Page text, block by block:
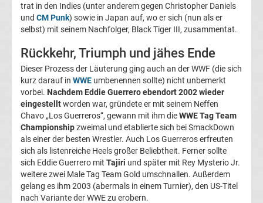
Serie
Ergebnisse
Serie
A
Tabelle
Fußball
trat in den Indies (unter anderem gegen Christopher Daniels
und CM Punk) sowie in Japan auf, wo er sich (nun als er
selbst) mit seinem Nachfolger, Black Tiger III, zusammentat.
Rückkehr, Triumph und jähes Ende
Dieser Prozess der Läuterung ging auch an der WWF (die sich
kurz darauf in WWE umbenennen sollte) nicht unbemerkt
vorbei. Nachdem Eddie Guerrero ebendort 2002 wieder
eingestelltworden war, gründete er mit seinem Neffen
Chavo „Los Guerreros“, gewann mit ihm dieWWE Tag Team
Championshipzweimal und etablierte sich bei SmackDown
als einer der besten Wrestler. Auch Los Guerreros erfreuten
sich als listenreiche Heels großer Beliebtheit. Ferner sollte
sich Eddie Guerrero mit Tajiri und später mit Rey Mysterio Jr.
weitere zwei Male Tag Team Gold umschnallen. Außerdem
gelang es ihm 2003 (abermals in einem Turnier), den US-Titel
nach Variante der WWE zu erobern.